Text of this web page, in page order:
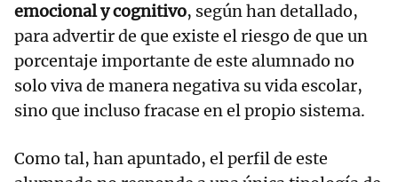
emocional y cognitivo, según han detallado,
para advertir de que existe el riesgo de que un
porcentaje importante de este alumnado no
solo viva de manera negativa su vida escolar,
sino que incluso fracase en el propio sistema.
Como tal, han apuntado, el perfil de este